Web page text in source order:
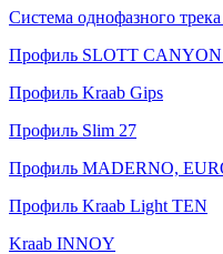
Система однофазного
Профиль SLOTT
Профиль Kraab Gips
Профиль Slim 27
Профиль MADERNO,
Профиль Kraab Light TEN
Kraab INNOY